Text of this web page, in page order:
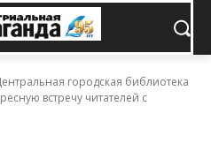
городская библиотека
встречу читателей с